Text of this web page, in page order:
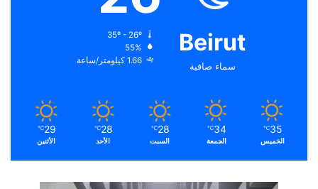
Beirut
سماء صافية
55%
1.66 كيلومتر/ساعة
35
℃
الخميس
34
℃
الجمعة
28
℃
السبت
28
℃
الأحد
29
℃
الأثنين